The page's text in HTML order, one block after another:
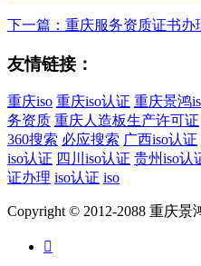
下一篇：重庆服务资质证书办
友情链接：
重庆iso 重庆iso认证 重庆景鸿
务资质 重庆人造板生产许可证
360搜索 必应搜索 广西iso认证
iso认证 四川iso认证 贵州iso认
证办理 iso认证 iso
Copyright © 2012-2088 重庆景
